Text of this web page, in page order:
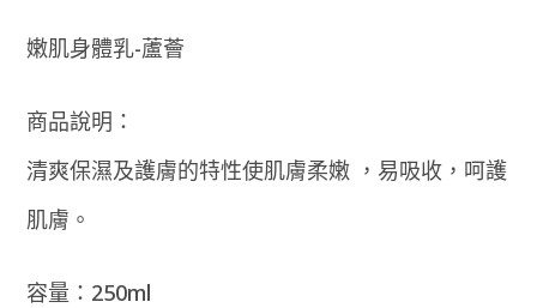
嫩肌身體乳-蘆薈
商品說明：
清爽保濕及護膚的特性使肌膚柔嫩 ，易吸收，呵護
肌膚。
容量：250ml